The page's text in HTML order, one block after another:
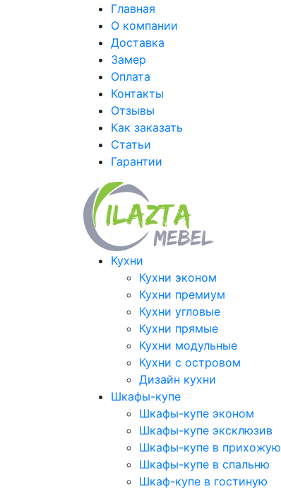
Главная
О компании
Доставка
Замер
Оплата
Контакты
Отзывы
Как заказать
Статьи
Гарантии
Кухни
Кухни эконом
Кухни премиум
Кухни угловые
Кухни прямые
Кухни модульные
Кухни с островом
Дизайн кухни
Шкафы-купе
Шкафы-купе эконом
Шкафы-купе эксклюзив
Шкафы-купе в прихожую
Шкафы-купе в спальню
Шкаф-купе в гостиную